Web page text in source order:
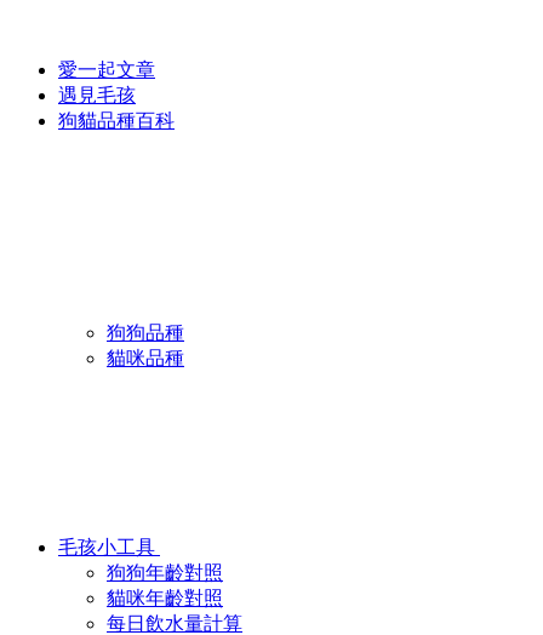
愛一起文章
遇見毛孩
狗貓品種百科
狗狗品種
貓咪品種
毛孩小工具
狗狗年齡對照
貓咪年齡對照
每日飲水量計算